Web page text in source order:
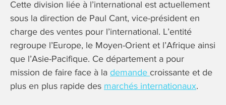
Cette division liée à l’international est actuellement
sous la direction de Paul Cant, vice-président en
charge des ventes pour l’international. L’entité
regroupe l’Europe, le Moyen-Orient et l’Afrique ainsi
que l’Asie-Pacifique. Ce département a pour
mission de faire face à la demande croissante et de
plus en plus rapide des marchés internationaux.